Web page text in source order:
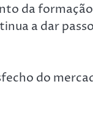
da
a dar
do